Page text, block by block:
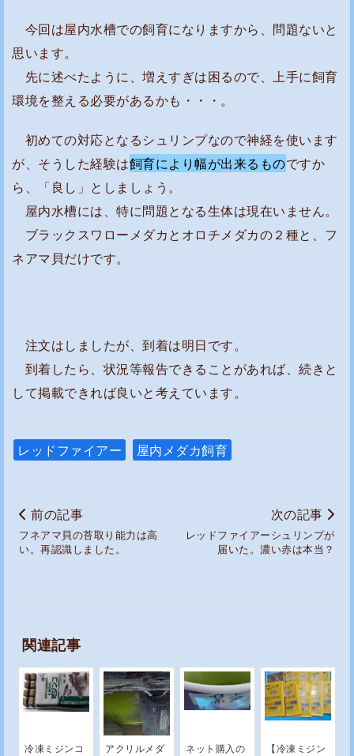
今回は屋内水槽での飼育になりますから、問題ないと
思います。
先に述べたように、増えすぎは困るので、上手に飼育
環境を整える必要があるかも・・・。
初めての対応となるシュリンプなので神経を使います
が、そうした経験は飼育により幅が出来るものですか
ら、「良し」としましょう。
屋内水槽には、特に問題となる生体は現在いません。
ブラックスワローメダカとオロチメダカの２種と、フ
ネアマ貝だけです。
注文はしましたが、到着は明日です。
到着したら、状況等報告できることがあれば、続きと
して掲載できれば良いと考えています。
レッドファイアー 屋内メダカ飼育
前の記事
フネアマ貝の苔取り能力は高
い。再認識しました。
次の記事
レッドファイアーシュリンプが
届いた。濃い赤は本当？
関連記事
冷凍ミジンコ
アクリルメダ
ネット購入の
【冷凍ミジン